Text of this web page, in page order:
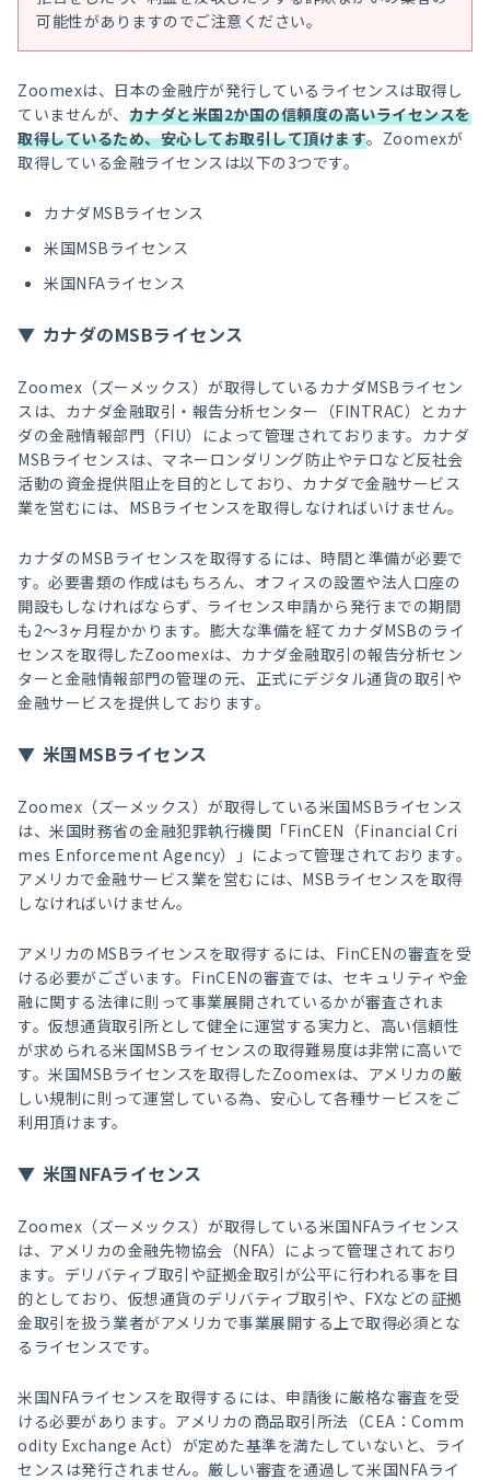
可能性がありますのでご注意ください。
Zoomexは、日本の金融庁が発行しているライセンスは取得し
ていませんが、 カナダと米国2か国の信頼度の高いライセンスを
取得しているため、安心してお取引して頂けます。Zoomexが
取得している金融ライセンスは以下の3つです。
カナダMSBライセンス
米国MSBライセンス
米国NFAライセンス
カナダのMSBライセンス
Zoomex（ズーメックス）が取得しているカナダMSBライセン
スは、カナダ金融取引・報告分析センター（FINTRAC）とカナ
ダの金融情報部門（FIU）によって管理されております。カナダ
MSBライセンスは、マネーロンダリング防止やテロなど反社会
活動の資金提供阻止を目的としており、カナダで金融サービス
業を営むには、MSBライセンスを取得しなければいけません。
カナダのMSBライセンスを取得するには、時間と準備が必要で
す。必要書類の作成はもちろん、オフィスの設置や法人口座の
開設もしなければならず、ライセンス申請から発行までの期間
も2〜3ヶ月程かかります。膨大な準備を経てカナダMSBのライ
センスを取得したZoomexは、カナダ金融取引の報告分析セン
ターと金融情報部門の管理の元、正式にデジタル通貨の取引や
金融サービスを提供しております。
米国MSBライセンス
Zoomex（ズーメックス）が取得している米国MSBライセンス
は、米国財務省の金融犯罪執行機関「FinCEN（Financial Cri
mes Enforcement Agency）」によって管理されております。
アメリカで金融サービス業を営むには、MSBライセンスを取得
しなければいけません。
アメリカのMSBライセンスを取得するには、FinCENの審査を受
ける必要がございます。FinCENの審査では、セキュリティや金
融に関する法律に則って事業展開されているかが審査されま
す。仮想通貨取引所として健全に運営する実力と、高い信頼性
が求められる米国MSBライセンスの取得難易度は非常に高いで
す。米国MSBライセンスを取得したZoomexは、アメリカの厳
しい規制に則って運営している為、安心して各種サービスをご
利用頂けます。
米国NFAライセンス
Zoomex（ズーメックス）が取得している米国NFAライセンス
は、アメリカの金融先物協会（NFA）によって管理されており
ます。デリバティブ取引や証拠金取引が公平に行われる事を目
的としており、仮想通貨のデリバティブ取引や、FXなどの証拠
金取引を扱う業者がアメリカで事業展開する上で取得必須とな
るライセンスです。
米国NFAライセンスを取得するには、申請後に厳格な審査を受
ける必要があります。アメリカの商品取引所法（CEA：Comm
odity Exchange Act）が定めた基準を満たしていないと、ライ
センスは発行されません。厳しい審査を通過して米国NFAライ